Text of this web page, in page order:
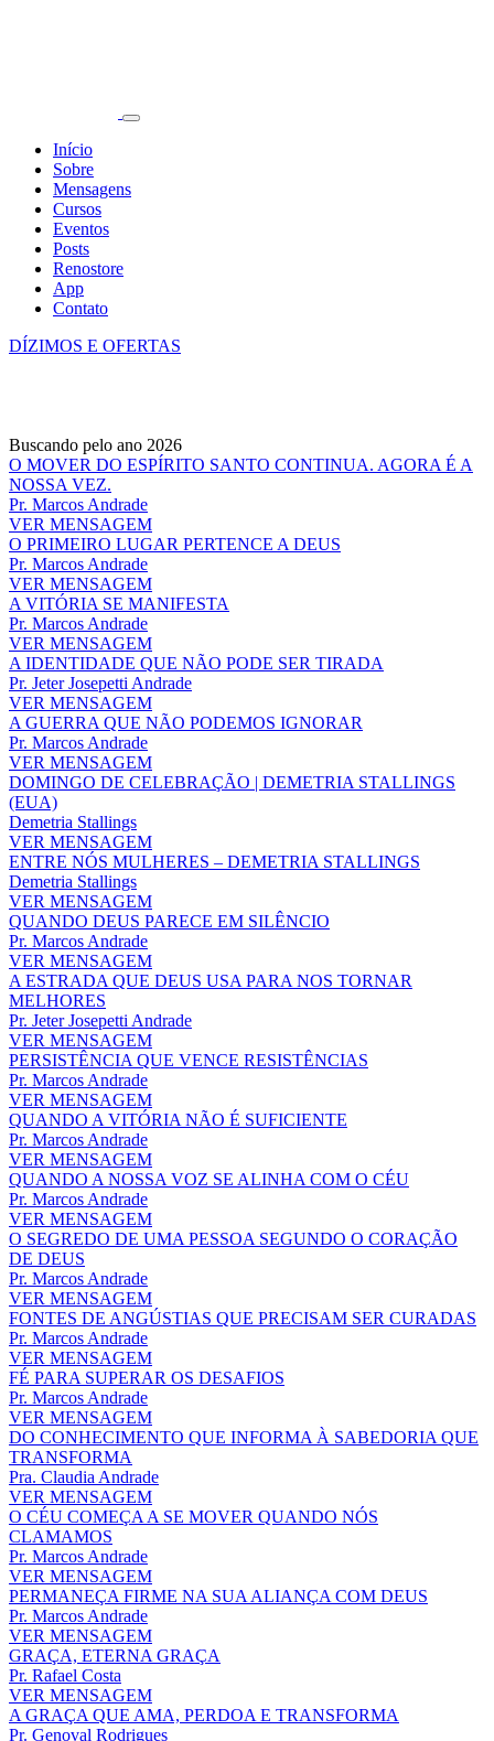
Início
Sobre
Mensagens
Cursos
Eventos
Posts
Renostore
App
Contato
DÍZIMOS E OFERTAS
Buscando pelo ano 2026
O MOVER DO ESPÍRITO SANTO CONTINUA. AGORA É A
NOSSA VEZ.
Pr. Marcos Andrade
VER MENSAGEM
O PRIMEIRO LUGAR PERTENCE A DEUS
Pr. Marcos Andrade
VER MENSAGEM
A VITÓRIA SE MANIFESTA
Pr. Marcos Andrade
VER MENSAGEM
A IDENTIDADE QUE NÃO PODE SER TIRADA
Pr. Jeter Josepetti Andrade
VER MENSAGEM
A GUERRA QUE NÃO PODEMOS IGNORAR
Pr. Marcos Andrade
VER MENSAGEM
DOMINGO DE CELEBRAÇÃO | DEMETRIA STALLINGS
(EUA)
Demetria Stallings
VER MENSAGEM
ENTRE NÓS MULHERES – DEMETRIA STALLINGS
Demetria Stallings
VER MENSAGEM
QUANDO DEUS PARECE EM SILÊNCIO
Pr. Marcos Andrade
VER MENSAGEM
A ESTRADA QUE DEUS USA PARA NOS TORNAR
MELHORES
Pr. Jeter Josepetti Andrade
VER MENSAGEM
PERSISTÊNCIA QUE VENCE RESISTÊNCIAS
Pr. Marcos Andrade
VER MENSAGEM
QUANDO A VITÓRIA NÃO É SUFICIENTE
Pr. Marcos Andrade
VER MENSAGEM
QUANDO A NOSSA VOZ SE ALINHA COM O CÉU
Pr. Marcos Andrade
VER MENSAGEM
O SEGREDO DE UMA PESSOA SEGUNDO O CORAÇÃO
DE DEUS
Pr. Marcos Andrade
VER MENSAGEM
FONTES DE ANGÚSTIAS QUE PRECISAM SER CURADAS
Pr. Marcos Andrade
VER MENSAGEM
FÉ PARA SUPERAR OS DESAFIOS
Pr. Marcos Andrade
VER MENSAGEM
DO CONHECIMENTO QUE INFORMA À SABEDORIA QUE
TRANSFORMA
Pra. Claudia Andrade
VER MENSAGEM
O CÉU COMEÇA A SE MOVER QUANDO NÓS
CLAMAMOS
Pr. Marcos Andrade
VER MENSAGEM
PERMANEÇA FIRME NA SUA ALIANÇA COM DEUS
Pr. Marcos Andrade
VER MENSAGEM
GRAÇA, ETERNA GRAÇA
Pr. Rafael Costa
VER MENSAGEM
A GRAÇA QUE AMA, PERDOA E TRANSFORMA
Pr. Genoval Rodrigues